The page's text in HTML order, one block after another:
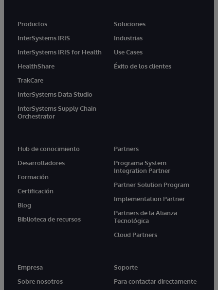
Productos
InterSystems IRIS
InterSystems IRIS for Health
HealthShare
TrakCare
InterSystems Data Studio
InterSystems Supply Chain
Orchestrator
Soluciones
Industrias
Use Cases
Éxito de los clientes
Hub de conocimiento
Desarrolladores
Formación
Certificación
Blog
Biblioteca de recursos
Partners
Programa System
Integration Partner
Partner Solution Program
Implementation Partner
Partners de la Alianza
Tecnológica
Cloud Partners
Empresa
Sobre nosotros
Soporte
Para contactar directamente